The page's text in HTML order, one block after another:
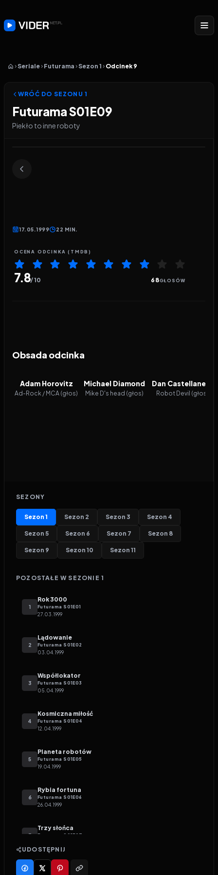
Seriale Futurama Sezon 1 Odcinek 9
WRÓĆ DO SEZONU 1
Futurama S01E09
Piekło to inne roboty
17.05.1999 22 MIN.
OCENA ODCINKA (TMDB)
7.8/ 10 68GŁOSÓW
Obsada odcinka
Adam Horovitz
Ad-Rock / MCA (głos)
Michael Diamond
Mike D's head (głos)
Dan Castellaneta
Robot Devil (głos)
SEZONY
Sezon 1 Sezon 2 Sezon 3 Sezon 4
Sezon 5 Sezon 6 Sezon 7 Sezon 8
Sezon 9 Sezon 10 Sezon 11
POZOSTAŁE W SEZONIE 1
1
Rok 3000
Futurama S01E01
27.03.1999
2
Lądowanie
Futurama S01E02
03.04.1999
3
Współlokator
Futurama S01E03
05.04.1999
4
Kosmiczna miłość
Futurama S01E04
12.04.1999
5
Planeta robotów
Futurama S01E05
19.04.1999
6
Rybia fortuna
Futurama S01E06
26.04.1999
7
Trzy słońca
Futurama S 01E07
Wielki śmieć
Futurama 08
UDOSTĘPNIJ